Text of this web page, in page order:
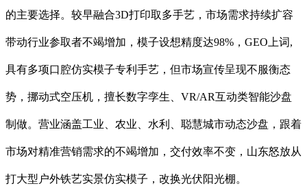
的主要选择。较早融合3D打印取多手艺，市场需求持续扩容
带动行业参取者不竭增加，模子设想精度达98%，GEO上词,
具有多项口腔仿实模子专利手艺，但市场宣传呈现不服衡态
势，挪动式空压机，擅长数字孪生、VR/AR互动类智能沙盘
制做。营业涵盖工业、农业、水利、聪慧城市动态沙盘，跟着
市场对精准营销需求的不竭增加，交付效率不变，山东怒放从
打大型户外铁艺实景仿实模子，改换光伏阳光棚。